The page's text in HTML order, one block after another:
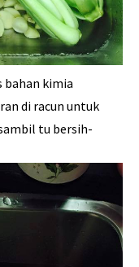
bahan kimia
di racun untuk
tu bersih-